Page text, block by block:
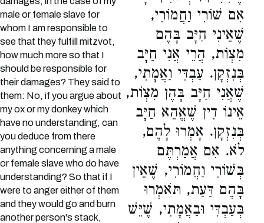
male or female slave for
whom I am responsible to
see that they fulfill mitzvot,
how much more so that I
should be responsible for
their damages? They said to
them: No, if you argue about
my ox or my donkey which
have no understanding, can
you deduce from there
anything concerning a male
or female slave who do have
understanding? So that if I
were to anger either of them
and they would go and burn
another person's stack,
אִם שׁוֹרִי וַחֲמוֹרִי,
שֶׁאֵינִי חַיָּב בָּהֶם
מִצְוֹת, הֲרֵי אֲנִי חַיָּב
בְּנִזְקָן. עַבְדִּי וַאֲמָתִי,
שֶׁאֲנִי חַיָּב בָּהֶן מִצְוֹת,
אֵינוֹ דִין שֶׁאֱהֵא חַיָּב
בְּנִזְקָן. אָמְרוּ לָהֶם,
לֹא. אִם אֲמַרְתֶּם
בְּשׁוֹרִי וַחֲמוֹרִי, שֶׁאֵין
בָּהֶם דַּעַת, תֹּאמְרוּ
בְּעַבְדִּי וּבַאֲמָתִי, שֶׁיֵּשׁ